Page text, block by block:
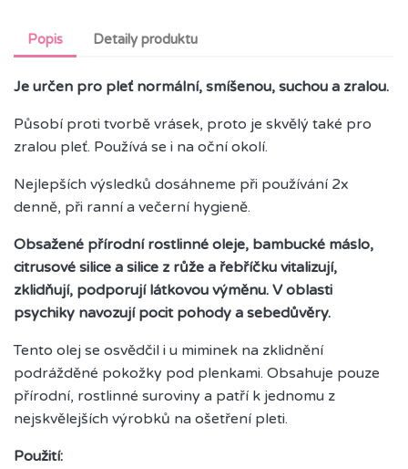
Popis Detaily produktu
Je určen pro pleť normální, smíšenou, suchou a zralou.
Působí proti tvorbě vrásek, proto je skvělý také pro
zralou pleť. Používá se i na oční okolí.
Nejlepších výsledků dosáhneme při používání 2x
denně, při ranní a večerní hygieně.
Obsažené přírodní rostlinné oleje, bambucké máslo,
citrusové silice a silice z růže a řebříčku vitalizují,
zklidňují, podporují látkovou výměnu. V oblasti
psychiky navozují pocit pohody a sebedůvěry.
Tento olej se osvědčil i u miminek na zklidnění
podrážděné pokožky pod plenkami. Obsahuje pouze
přírodní, rostlinné suroviny a patří k jednomu z
nejskvělejších výrobků na ošetření pleti.
Použití: